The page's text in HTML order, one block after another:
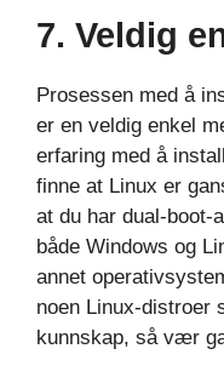
7. Veldig
Prosessen med å
er en veldig enkel
erfaring med å
finne at Linux er
at du har dual-boot-
både Windows og
annet
noen Linux-distroer
kunnskap, så vær